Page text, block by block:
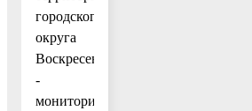
городского
округа
Воскресенск(далее
-
мониторинг).